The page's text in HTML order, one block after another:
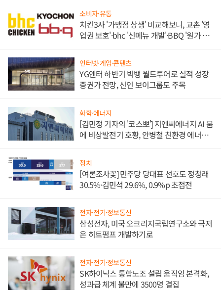
소비자·유통
치킨3사 '가맹점 상생' 비교해보니, 교촌 '영
업권 보호'·bhc '신메뉴 개발'·BBQ '원가 부
인터넷·게임·콘텐츠
YG엔터 하반기 빅뱅 월드투어로 실적 성장
증권가 전망, 신인 보이그룹도 주목
화학·에너지
[김민정 기자의 '코스뽀'] 지엔씨에너지 AI 붐
에 비상발전기 호황, 안병철 친환경 에너지
정치
[여론조사꽃] 민주당 당대표 선호도 정청래
30.5%·김민석 29.6%, 0.9%p 초접전
전자·전기·정보통신
삼성전자, 미국 오크리지국립연구소와 극저
온 히트펌프 개발하기로
전자·전기·정보통신
SK하이닉스 통합노조 설립 움직임 본격화,
성과급 체계 불만에 3500명 결집